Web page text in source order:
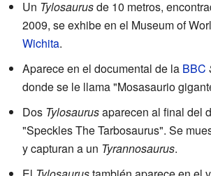
Un Tylosaurusde 10 metros,
2009, se exhibe en el Museum of
Wichita.
Aparece en el documental de la BBC
donde se le llama "Mosasaurio
Dos Tylosaurusaparecen al final del
"Speckles The Tarbosaurus". Se
y capturan a un Tyrannosaurus.